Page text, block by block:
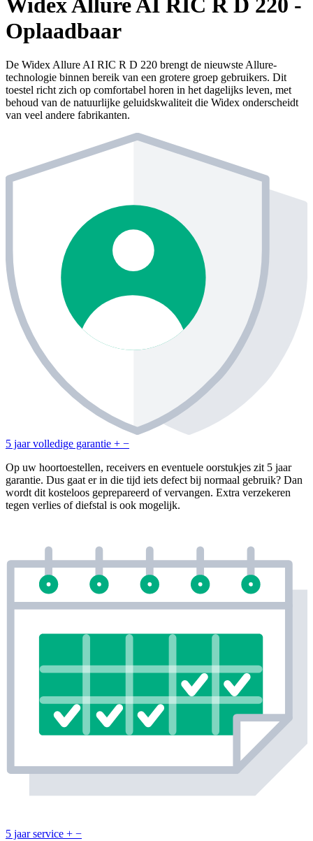
Oplaadbaar
De Widex Allure AI RIC R D 220 brengt de nieuwste Allure-
technologie binnen bereik van een grotere groep gebruikers. Dit
toestel richt zich op comfortabel horen in het dagelijks leven, met
behoud van de natuurlijke geluidskwaliteit die Widex onderscheidt
van veel andere fabrikanten.
5 jaar volledige garantie + −
Op uw hoortoestellen, receivers en eventuele oorstukjes zit 5 jaar
garantie. Dus gaat er in die tijd iets defect bij normaal gebruik? Dan
wordt dit kosteloos geprepareerd of vervangen. Extra verzekeren
tegen verlies of diefstal is ook mogelijk.
5 jaar service + −